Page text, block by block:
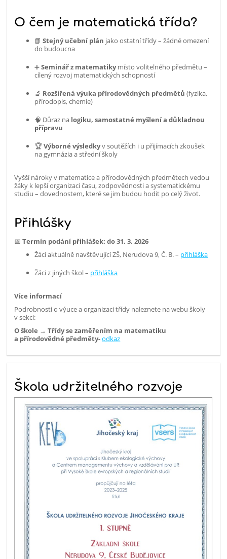
O čem je matematická třída?
📘Stejný učební plán jako ostatní třídy – žádné omezení
do budoucna
➕Seminář z matematikymísto volitelného předmětu –
cílený rozvoj matematických schopností
🔬 Rozšířená výuka přírodovědných předmětů (fyzika,
přírodopis, chemie)
🧠 Důraz na logiku, samostatné myšlení a důkladnou
přípravu
🏆Výborné výsledkyv soutěžích i u přijímacích zkoušek
na gymnázia a střední školy
Vyšší nároky v matematice a přírodovědných předmětech vedou
žáky k lepší organizaci času, zodpovědnosti a systematickému
studiu – dovednostem, které se jim budou hodit po celý život.
Přihlášky
📅Termín podání přihlášek: do 31. 3. 2026
Žáci aktuálně navštěvující ZŠ, Nerudova 9, Č. B.– přihláška
Žáci z jiných škol – přihláška
Více informací
Podrobnosti o výuce a organizaci třídy naleznete na webu školy
v sekci:
O škole → Třídy se zaměřením na matematiku
a přírodovědné předměty-odkaz
Škola udržitelného rozvoje